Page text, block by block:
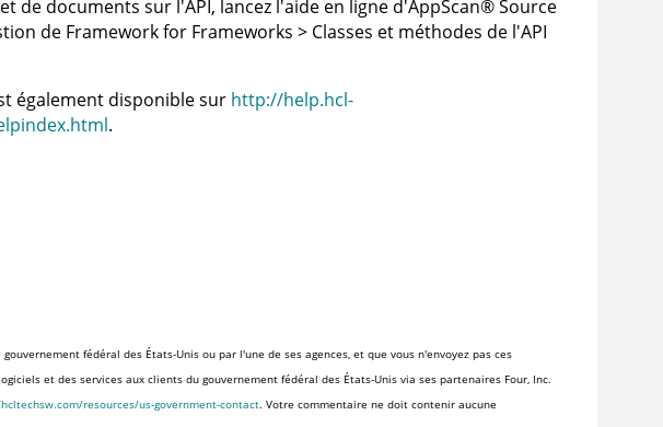
de documents sur l'API, lancez l'aide en ligne d'AppScan®Source
de Framework for Frameworks > Classes et méthodes de l'API
également disponible sur http://help.hcl-
.
fédéral des États-Unis ou par l'une de ses agences, et que vous n'envoyez pas ces
et des services aux clients du gouvernement fédéral des États-Unis via ses partenaires Four, Inc.
resources/us-government-contact. Votre commentaire ne doit contenir aucune